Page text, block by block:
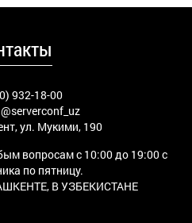
932-18-00
@serverconf_uz
ул. Мукими, 190
вопросам с 10:00 до 19:00 с
по пятницу.
В УЗБЕКИСТАНЕ